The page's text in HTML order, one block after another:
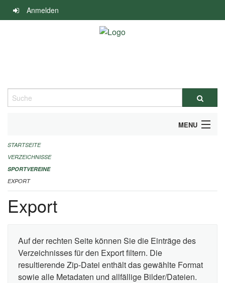
Navigation
überspringen
Anmelden
Suche
MENU
ALLGEMEINE INFORMATIONEN
FINANZIELLE UNTERSTÜTZUNG BENÖTIGT?
KONTAKT
STARTSEITE
VERZEICHNISSE
SPORTVEREINE
EXPORT
Export
Auf der rechten Seite können Sie die Einträge des
Verzeichnisses für den Export filtern. Die
resultierende Zip-Datei enthält das gewählte Format
sowie alle Metadaten und allfällige Bilder/Dateien.